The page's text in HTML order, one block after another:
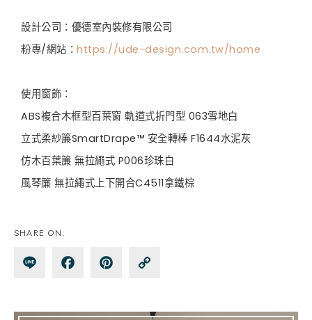
設計公司：優德室內裝修有限公司
粉專/網站： https://ude-design.com.tw/home
使用窗飾：
ABS複合木框型百葉窗 軌道式折門型 063雪地白
立式柔紗簾SmartDrape™ 安全轉棒 F1644水泥灰
仿木百葉簾 無拉繩式 P006珍珠白
風琴簾 無拉繩式上下開合C4511拿鐵棕
SHARE ON:
Lin Fa Pin